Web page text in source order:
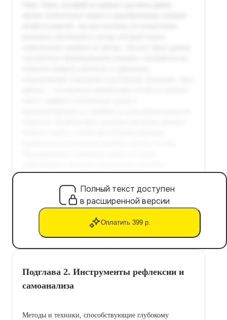
Полный текст доступен
в расширенной версии
Оплатить 399 р.
Подглава 2. Инструменты рефлексии и
самоанализа
Методы и техники, способствующие глубокому